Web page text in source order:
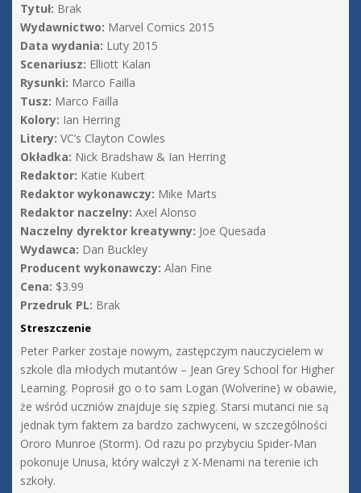
Tytuł: Brak
Wydawnictwo: Marvel Comics 2015
Data wydania: Luty 2015
Scenariusz: Elliott Kalan
Rysunki: Marco Failla
Tusz: Marco Failla
Kolory: Ian Herring
Litery: VC’s Clayton Cowles
Okładka: Nick Bradshaw & Ian Herring
Redaktor: Katie Kubert
Redaktor wykonawczy: Mike Marts
Redaktor naczelny: Axel Alonso
Naczelny dyrektor kreatywny: Joe Quesada
Wydawca: Dan Buckley
Producent wykonawczy: Alan Fine
Cena: $3.99
Przedruk PL: Brak
Streszczenie
Peter Parker zostaje nowym, zastępczym nauczycielem w
szkole dla młodych mutantów – Jean Grey School for Higher
Learning. Poprosił go o to sam Logan (Wolverine) w obawie,
że wśród uczniów znajduje się szpieg. Starsi mutanci nie są
jednak tym faktem za bardzo zachwyceni, w szczególności
Ororo Munroe (Storm). Od razu po przybyciu Spider-Man
pokonuje Unusa, który walczył z X-Menami na terenie ich
szkoły.